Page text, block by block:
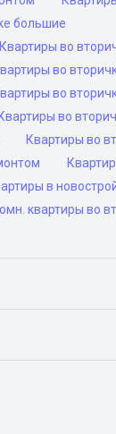
большие
Квартиры во
во
во
Квартиры во
Квартиры во
в
квартиры во